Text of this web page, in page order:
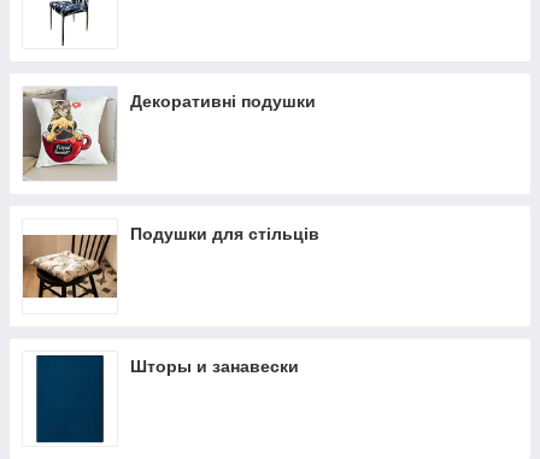
Декоративні подушки
Подушки для стільців
Шторы и занавески